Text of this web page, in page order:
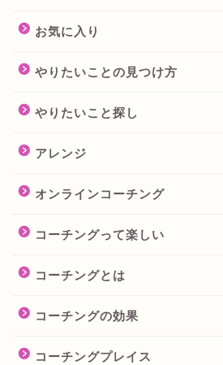
お気に入り
やりたいことの見つけ方
やりたいこと探し
アレンジ
オンラインコーチング
コーチングって楽しい
コーチングとは
コーチングの効果
コーチングプレイス